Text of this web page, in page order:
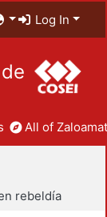
Log In
All of
rebeldía